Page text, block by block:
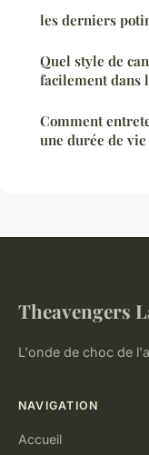
les derniers
Quel style de
facilement dans
Comment
une durée de
Theavengers
L'onde de choc de
NAVIGATION
Accueil